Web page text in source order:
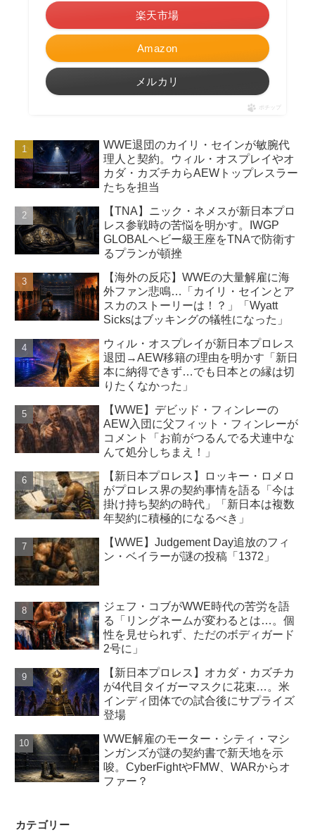
Amazon
楽天市場
メルカリ
ポチップ
WWE退団のカイリ・セインが敏腕代
理人と契約。ウィル・オスプレイやオ
カダ・カズチカらAEWトップレスラー
たちを担当
【TNA】ニック・ネメスが新日本プロ
レス参戦時の苦悩を明かす。IWGP
GLOBALヘビー級王座をTNAで防衛す
るプランが頓挫
【海外の反応】WWEの大量解雇に海
外ファン悲鳴…「カイリ・セインとア
スカのストーリーは！？」「Wyatt
Sicksはブッキングの犠牲になった」
ウィル・オスプレイが新日本プロレス
退団→AEW移籍の理由を明かす「新日
本に納得できず…でも日本との縁は切
りたくなかった」
【WWE】デビッド・フィンレーの
AEW入団に父フィット・フィンレーが
コメント「お前がつるんでる犬連中な
んて処分しちまえ！」
【新日本プロレス】ロッキー・ロメロ
がプロレス界の契約事情を語る「今は
掛け持ち契約の時代」「新日本は複数
年契約に積極的になるべき」
【WWE】Judgement Day追放のフィ
ン・ベイラーが謎の投稿「1372」
ジェフ・コブがWWE時代の苦労を語
る「リングネームが変わるとは…。個
性を見せられず、ただのボディガード
2号に」
【新日本プロレス】オカダ・カズチカ
が4代目タイガーマスクに花束…。米
インディ団体での試合後にサプライズ
登場
WWE解雇のモーター・シティ・マシ
ンガンズが謎の契約書で新天地を示
唆。CyberFightやFMW、WARからオ
ファー？
カテゴリー